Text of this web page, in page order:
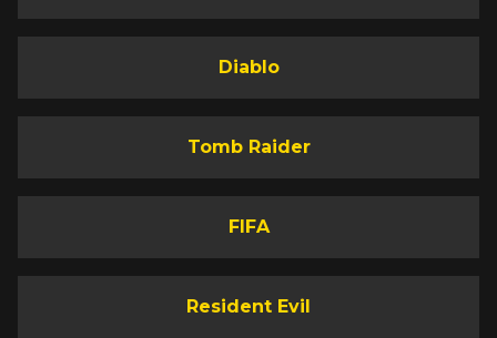
Diablo
Tomb Raider
FIFA
Resident Evil